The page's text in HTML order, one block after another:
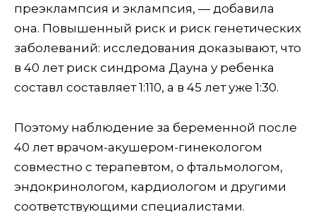
преэклампсия и эклампсия, — добавила
она. Повышенный риск и риск генетических
заболеваний: исследования доказывают, что
в 40 лет риск синдрома Дауна у ребенка
составл составляет 1:110, а в 45 лет уже 1:30.
Поэтому наблюдение за беременной после
40 лет врачом-акушером-гинекологом
совместно с терапевтом, о фтальмологом,
эндокринологом, кардиологом и другими
соответствующими специалистами.